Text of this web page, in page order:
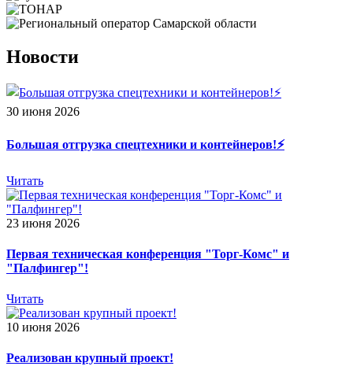
Новости
30 июня 2026
Большая отгрузка спецтехники и контейнеров!⚡️
Читать
23 июня 2026
Первая техническая конференция "Торг-Комс" и
"Палфингер"!
Читать
10 июня 2026
Реализован крупный проект!